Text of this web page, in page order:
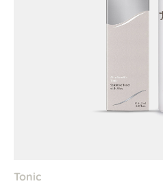
Tonic